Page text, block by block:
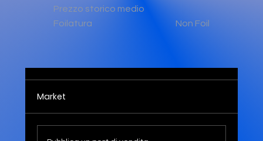
Prezzo storico medio
Foilatura
Non Foil
Market